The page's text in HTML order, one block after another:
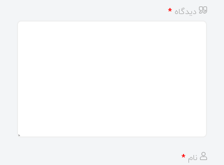
دیدگاه *
نام *